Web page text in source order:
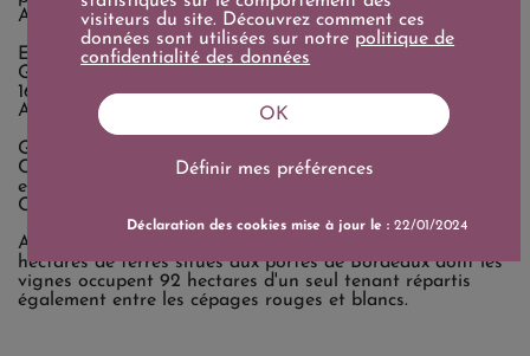
Antony.
En 1959, lors du classement officiel des Grands Crus de
Graves, Château Carbonnieux fut classé en compagnie de
16 crus de Graves, tous compris au sein de l'actuelle
Appellation Pessac-Léognan.
Grâce au potentiel exceptionnel de son terroir, Château
Carbonnieux s'est distingué à la fois pour les vins rouges
et les vins blancs, ce qui n'est le cas que pour 6 Crus
Classés de Graves seulement.
Aujourd'hui, le domaine de Carbonnieux représente 170
hectares de terres situés aux portes de Bordeaux dont les
vignes occupent 92 hectares d'un seul tenant répartis
également entre les cépages rouges et blancs.
visiteurs du site. Découvrez comment ces
données sont utilisées sur notre politique de
confidentialité des données
Définir mes préférences
OK
Déclaration des cookies mise à jour le :22/01/2024